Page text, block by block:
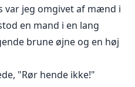
jeg omgivet af mænd i
en mand i en lang
brune øjne og en høj
"Rør hende ikke!"